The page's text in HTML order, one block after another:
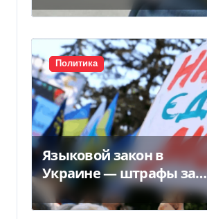
Политика
Языковой закон в
Украине — штрафы за
нарушение вырастут до
170 тысяч